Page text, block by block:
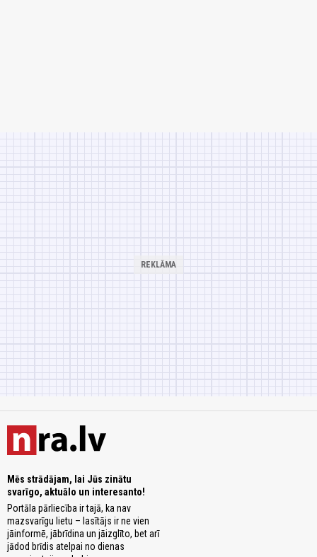
Mēs strādājam, lai Jūs zinātu
svarīgo, aktuālo un interesanto!
Portāla pārliecība ir tajā, ka nav
mazsvarīgu lietu – lasītājs ir ne vien
jāinformē, jābrīdina un jāizglīto, bet arī
jādod brīdis atelpai no dienas